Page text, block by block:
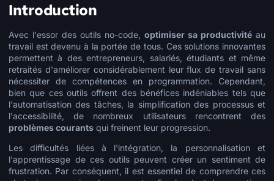
Introduction
Avec l'essor des outils no-code, optimiser sa productivité au
travail est devenu à la portée de tous. Ces solutions innovantes
permettent à des entrepreneurs, salariés, étudiants et même
retraités d'améliorer considérablement leur flux de travail sans
nécessiter de compétences en programmation. Cependant,
bien que ces outils offrent des bénéfices indéniables tels que
l'automatisation des tâches, la simplification des processus et
l'accessibilité, de nombreux utilisateurs rencontrent des
problèmes courants qui freinent leur progression.
Les difficultés liées à l'intégration, la personnalisation et
l'apprentissage de ces outils peuvent créer un sentiment de
frustration. Par conséquent, il est essentiel de comprendre ces